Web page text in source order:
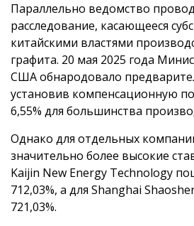
Параллельно ведомство
расследование, касающееся
китайскими властями
графита. 20 мая 2025 года
США обнародовало
установив компенсационную
6,55% для большинства
Однако для отдельных
значительно более высокие
Kaijin New Energy Technology
712,03%, а для Shanghai
721,03%.